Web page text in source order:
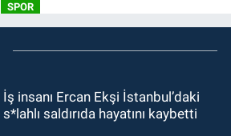
SPOR
16:30Zonguldakspor için
muhteşem klip geliyor.
15:41Zeki Tosun ölümünün birinci
yılında mezarı başında anıldı.
İş insanı Ercan Ekşi İstanbul’daki
s*lahlı saldırıda hayatını kaybetti